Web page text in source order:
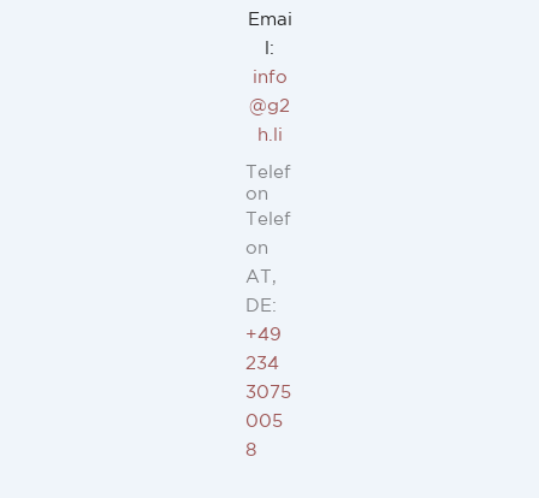
Emai
l:
info
@g2
h.li
Telef
on
Telef
on
AT,
DE:
+49
234
3075
005
8